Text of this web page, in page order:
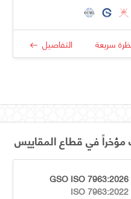
سريعة التفاصيل
مؤخراً في قطاع المقاييس
GSO ISO 7963:2026
ISO 7963:2022